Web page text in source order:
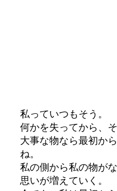
私っていつもそう。
何かを失ってから、
大事な物なら最初か
ね。
私の側から私の物が
思いが増えていく。